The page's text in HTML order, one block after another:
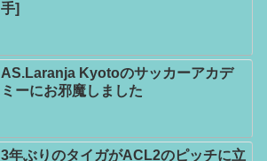
手]
AS.Laranja Kyotoのサッカーアカデ
ミーにお邪魔しました
3年ぶりのタイガがACL2のピッチに立